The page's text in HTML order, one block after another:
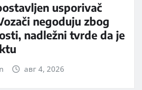
usporivač
negoduju zbog
nadležni tvrde da je
авг 4, 2026